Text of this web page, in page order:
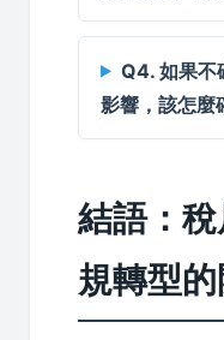
Q4. 如果不
影響，該怎麼
結語：
規轉型